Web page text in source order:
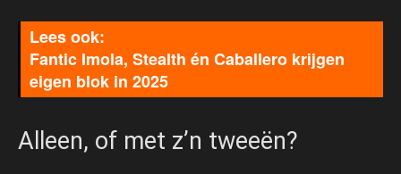
Fantic Imola, Stealth én Caballero krijgen
eigen blok in 2025
Alleen, of met z’n tweeën?